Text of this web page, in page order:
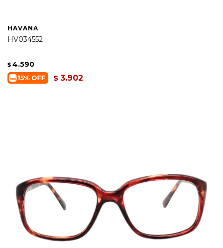
HAVANA
HV034552
$ 4.590
$ 3.902